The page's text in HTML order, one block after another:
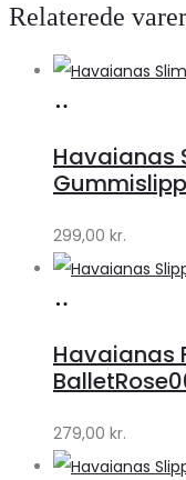
Relaterede varer
Havaianas
299,00 kr.
Havaianas
279,00 kr.